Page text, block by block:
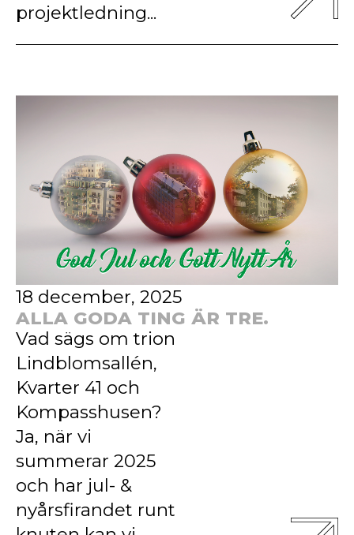
projektledning...
18 december, 2025
ALLA GODA TING ÄR TRE.
Vad sägs om trion
Lindblomsallén,
Kvarter 41 och
Kompasshusen?
Ja, när vi
summerar 2025
och har jul- &
nyårsfirandet runt